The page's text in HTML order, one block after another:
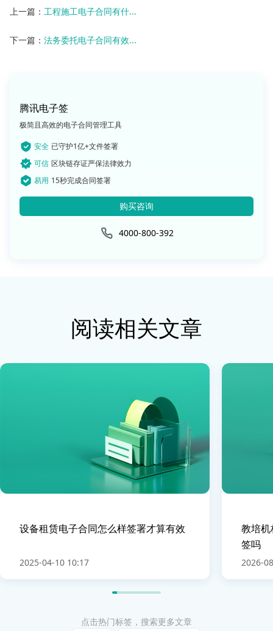
上一篇： 工程施工电子合同有什...
下一篇： 法务委托电子合同有效...
腾讯电子签
极简且高效的电子合同管理工具
安全 已守护1亿+文件签署
可信 区块链存证严保法律效力
易用 15秒完成合同签署
购买咨询
4000-800-392
阅读相关文章
设备租赁电子合同怎么样签署才算有效
2025-04-10 10:17
教培
签吗
2026-
点击热门标签，搜索更多文章